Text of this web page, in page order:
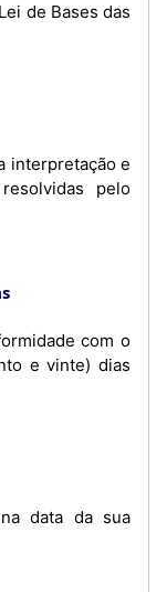
de Bases das
interpretação e
pelo
com o
e vinte) dias
data da sua